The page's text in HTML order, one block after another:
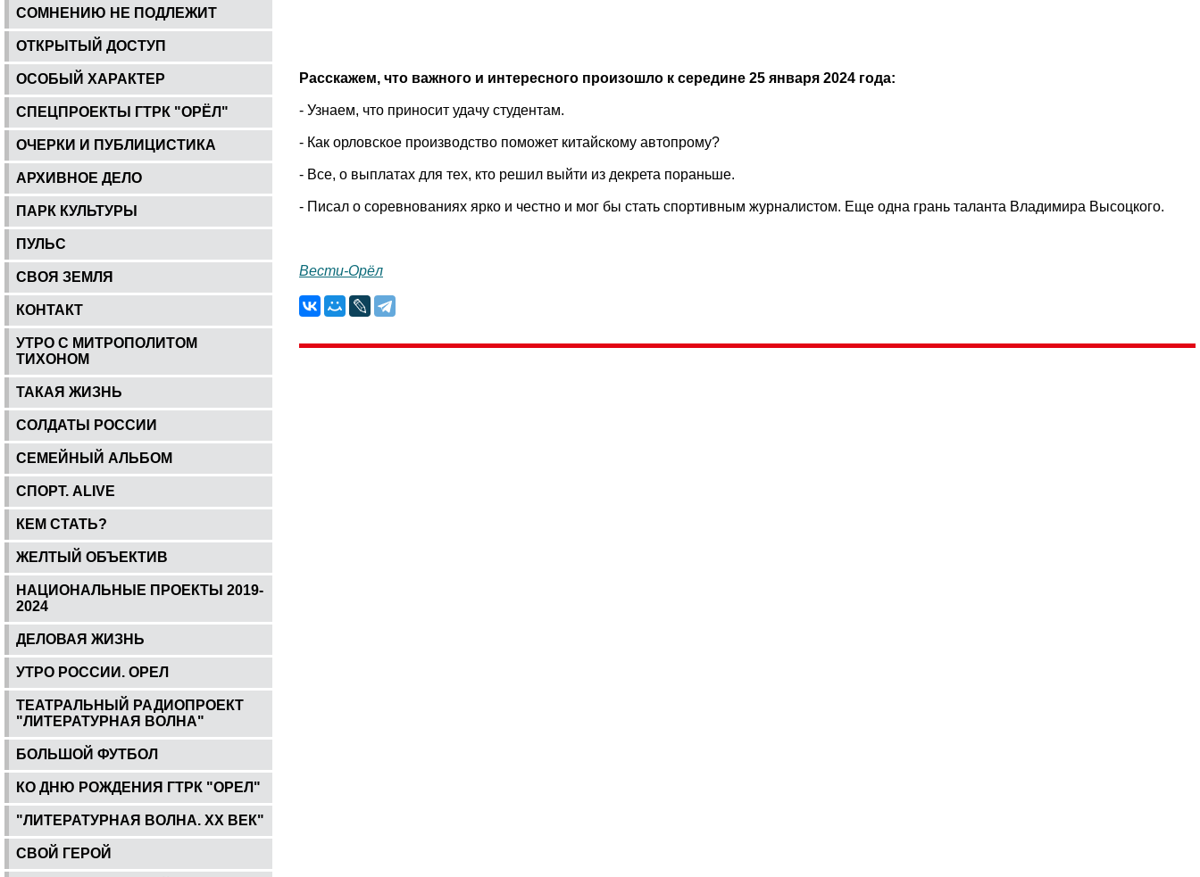
СОМНЕНИЮ НЕ ПОДЛЕЖИТ
ОТКРЫТЫЙ ДОСТУП
ОСОБЫЙ ХАРАКТЕР
СПЕЦПРОЕКТЫ ГТРК "ОРЁЛ"
ОЧЕРКИ И ПУБЛИЦИСТИКА
АРХИВНОЕ ДЕЛО
ПАРК КУЛЬТУРЫ
ПУЛЬС
СВОЯ ЗЕМЛЯ
КОНТАКТ
УТРО С МИТРОПОЛИТОМ
ТИХОНОМ
ТАКАЯ ЖИЗНЬ
СОЛДАТЫ РОССИИ
СЕМЕЙНЫЙ АЛЬБОМ
СПОРТ. ALIVE
КЕМ СТАТЬ?
ЖЕЛТЫЙ ОБЪЕКТИВ
НАЦИОНАЛЬНЫЕ ПРОЕКТЫ 2019-
2024
ДЕЛОВАЯ ЖИЗНЬ
УТРО РОССИИ. ОРЕЛ
ТЕАТРАЛЬНЫЙ РАДИОПРОЕКТ
"ЛИТЕРАТУРНАЯ ВОЛНА"
БОЛЬШОЙ ФУТБОЛ
КО ДНЮ РОЖДЕНИЯ ГТРК "ОРЕЛ"
"ЛИТЕРАТУРНАЯ ВОЛНА. ХХ ВЕК"
СВОЙ ГЕРОЙ
Расскажем, что важного и интересного произошло к середине 25 января 2024 года:
- Узнаем, что приносит удачу студентам.
- Как орловское производство поможет китайскому автопрому?
- Все, о выплатах для тех, кто решил выйти из декрета пораньше.
- Писал о соревнованиях ярко и честно и мог бы стать спортивным журналистом. Еще одна грань таланта Владимира Высоцкого.
Вести-Орёл